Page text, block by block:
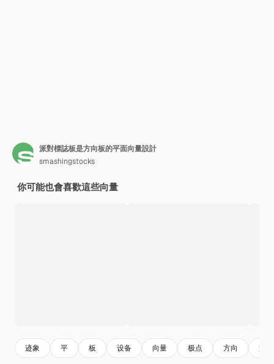
派對標誌板是方向板的平面向量設計
smashingstocks
你可能也會喜歡這些向量
迹象 平 板 设备 向量 极点 方向 路标